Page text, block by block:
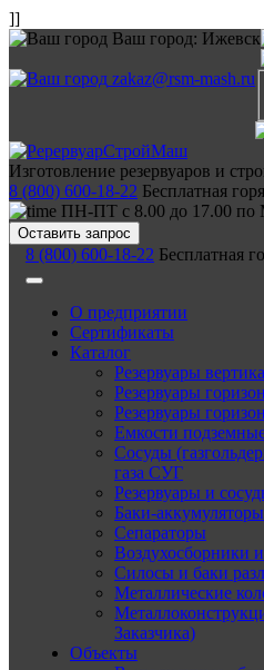
]]
Ваш город: Ижевск
zakaz@rsm-mash.ru
Изготовление резервуаров и
8 (800) 600-18-22 Бесплатная
ПН-ПТ с 8.00 до 17.00
Оставить запрос
8 (800) 600-18-22 Бесплатная
О предприятии
Сертификаты
Каталог
Резервуары
Резервуары
Резервуары
Емкости
Сосуды
газа СУГ
Резервуары и
Баки-
Сепараторы
Воздухосборники
Силосы и баки
Металлические
Заказчика)
Объекты